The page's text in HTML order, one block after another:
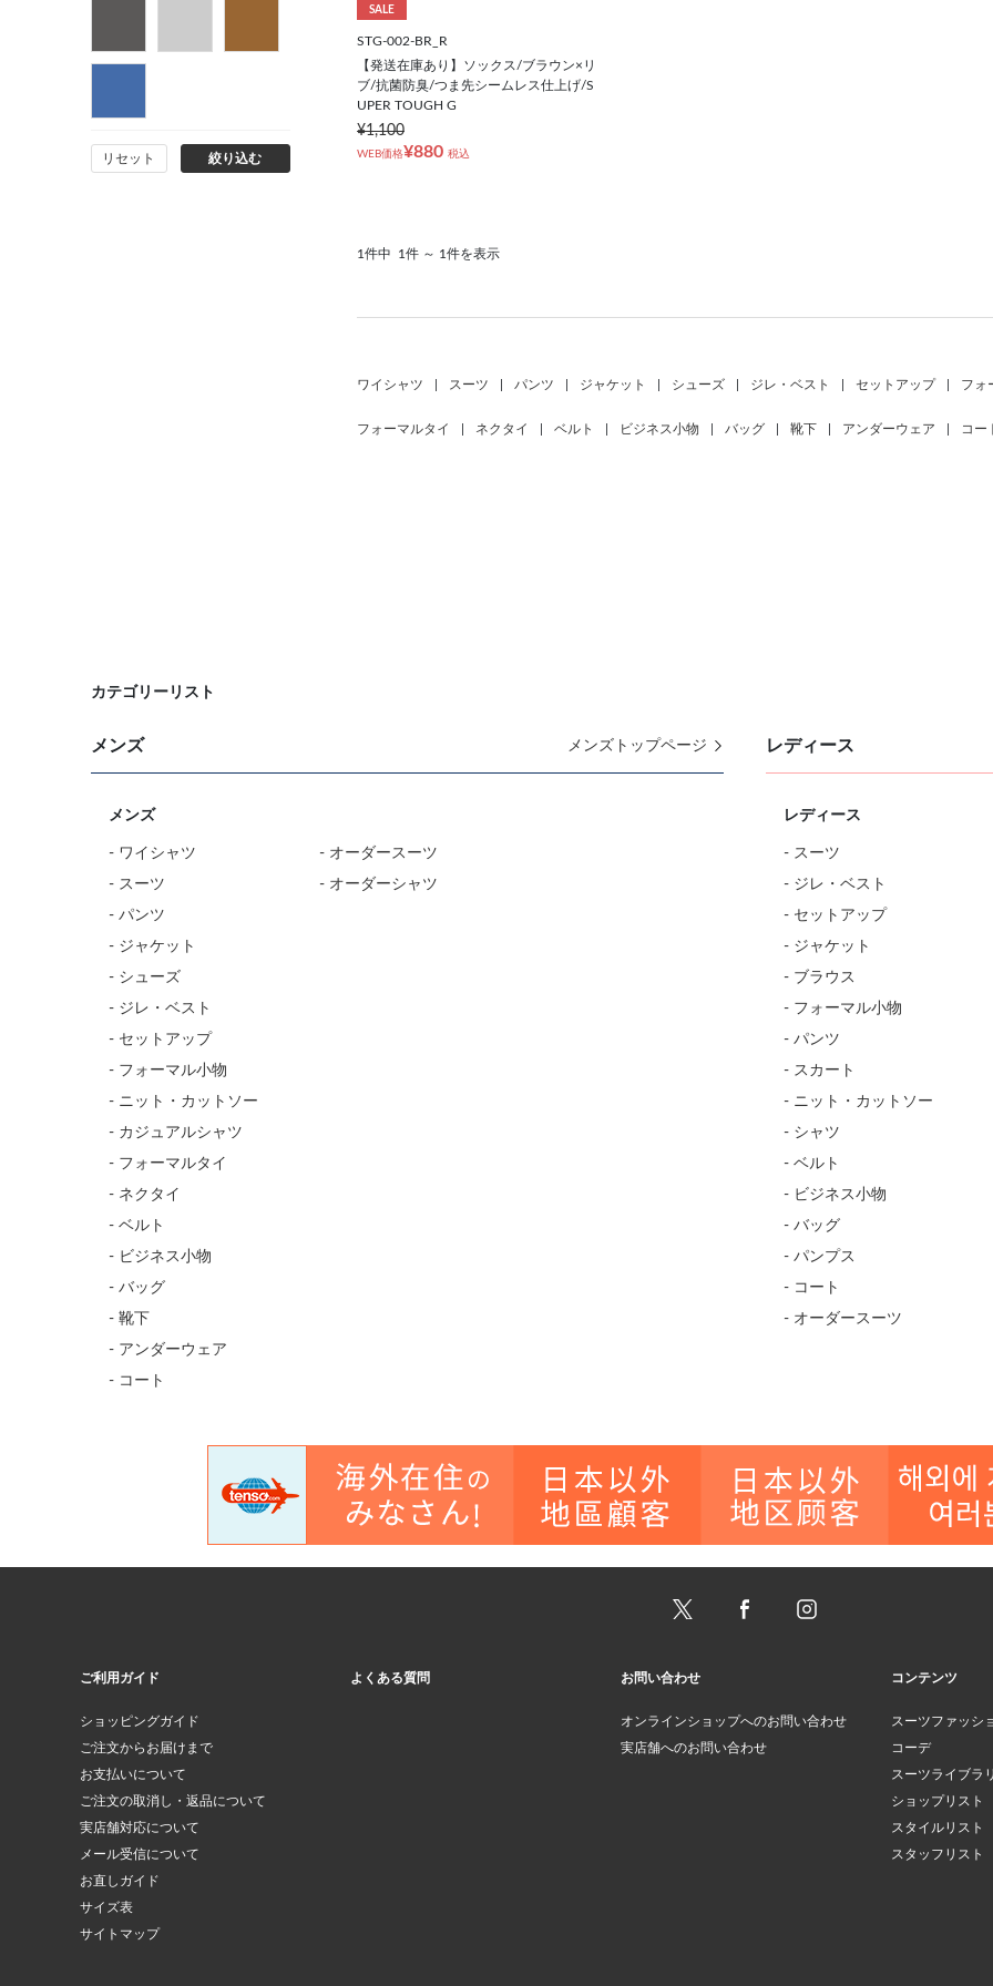
リセット 絞り込む
SALE
STG-002-BR_R
【発送在庫あり】ソックス/ブラウン×リ
ブ/抗菌防臭/つま先シームレス仕上げ/S
UPER TOUGH G
¥1,100
WEB価格¥880 税込
1件中 1件 ～ 1件を表示
ワイシャツ スーツ パンツ ジャケット シューズ ジレ・ベスト セットアップ フォ
フォーマルタイ ネクタイ ベルト ビジネス小物 バッグ 靴下 アンダーウェア コー
カテゴリーリスト
メンズ メンズトップページ
メンズ
- ワイシャツ
- スーツ
- パンツ
- ジャケット
- シューズ
- ジレ・ベスト
- セットアップ
- フォーマル小物
- ニット・カットソー
- カジュアルシャツ
- フォーマルタイ
- ネクタイ
- ベルト
- ビジネス小物
- バッグ
- 靴下
- アンダーウェア
- コート
- オーダースーツ
- オーダーシャツ
レディース
レディース
- スーツ
- ジレ・ベスト
- セットアップ
- ジャケット
- ブラウス
- フォーマル小物
- パンツ
- スカート
- ニット・カットソー
- シャツ
- ベルト
- ビジネス小物
- バッグ
- パンプス
- コート
- オーダースーツ
ご利用ガイド
ショッピングガイド
ご注文からお届けまで
お支払いについて
ご注文の取消し・返品について
実店舗対応について
メール受信について
お直しガイド
サイズ表
サイトマップ
よくある質問 お問い合わせ
オンラインショップへのお問い合わせ
実店舗へのお問い合わせ
コンテンツ
スーツファッシ
コーデ
スーツライブラ
ショップリスト
スタイルリスト
スタッフリスト